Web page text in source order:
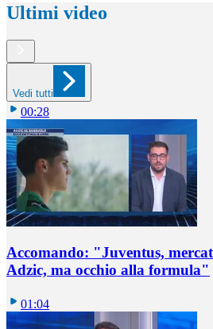
Ultimi video
Vedi tutti
00:28
Accomando: "Juventus,
Adzic, ma occhio alla formula"
01:04